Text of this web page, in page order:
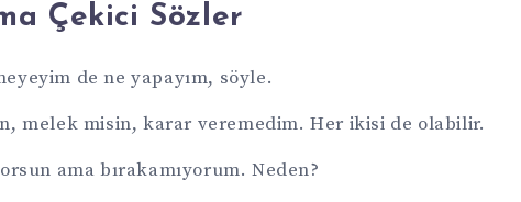
Çekici Sözler
de ne yapayım, söyle.
melek misin, karar veremedim. Her ikisi de olabilir.
ama bırakamıyorum. Neden?